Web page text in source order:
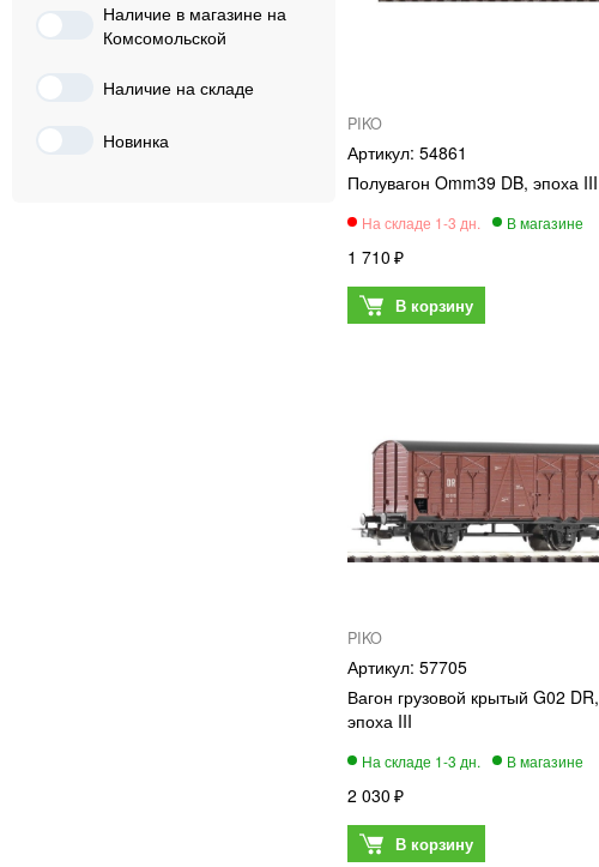
Модели РЖД/СЖД 0
Элементы ландшафта
Строения 0
Доп. принадлежности
Наличие в магазине на
Комсомольской
Наличие на складе
Новинка
PIKO
54861
Полувагон Omm39 DB, эпоха III
1 710
PIKO
57705
Вагон грузовой крытый G02 DR,
эпоха III
2 030